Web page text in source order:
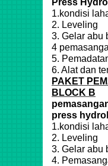
Press
1.kondisi
2. Leveling
3. Gelar abu
4
5.
6. Alat dan
PAKET
BLOCK B
press
1.kondisi
2. Leveling
3. Gelar abu
4.